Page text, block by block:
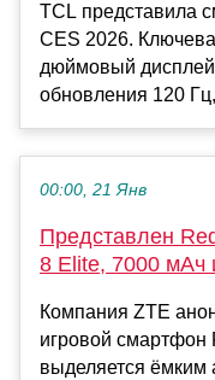
TCL представила
CES 2026.
дюймовый дисплей
обновления 120
00:00, 21 Янв
Представлен
8 Elite, 7000
Компания ZTE
игровой смартфон
выделяется ёмким